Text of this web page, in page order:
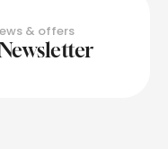
& offers